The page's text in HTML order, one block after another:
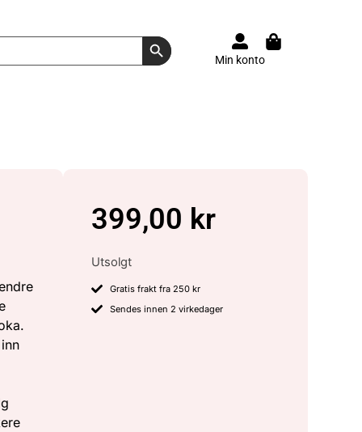
Search Button
Min konto
399,00 kr
Utsolgt
Gratis frakt fra 250 kr
Sendes innen 2 virkedager